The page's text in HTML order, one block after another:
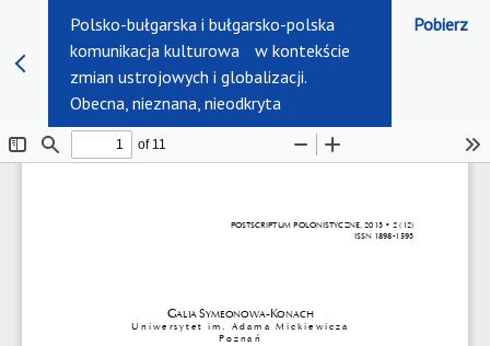
Polsko-bułgarska i bułgarsko-polska
komunikacja kulturowa w kontekście
zmian ustrojowych i globalizacji.
Obecna, nieznana, nieodkryta
Pobierz